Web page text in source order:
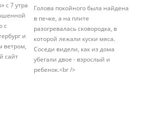
с 7 утра
с
и
ветром,
сайт
Голова покойного была найдена
в печке, а на плите
разогревалась сковородка, в
которой лежали куски мяса.
Соседи видели, как из дома
убегали двое - взрослый и
ребенок.<br />